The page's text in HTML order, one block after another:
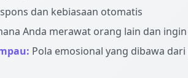
dan kebiasaan otomatis
Anda merawat orang lain dan
Pola emosional yang dibawa